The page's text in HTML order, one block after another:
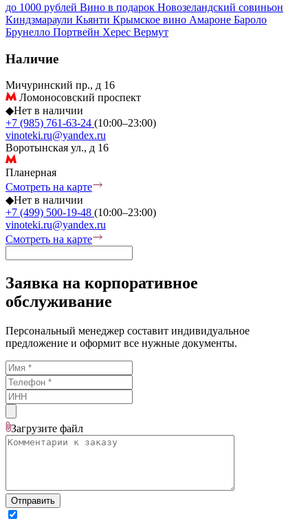
до 1000 рублей Вино в подарок Новозеландский совиньон
Киндзмараули Кьянти Крымское вино Амароне Бароло
Брунелло Портвейн Херес Вермут
Наличие
Мичуринский пр., д 16
Ломоносовский проспект
◆Нет в наличии
+7 (985) 761-63-24 (10:00–23:00)
vinoteki.ru@yandex.ru
Воротынская ул., д 16
Планерная
Смотреть на карте
◆Нет в наличии
+7 (499) 500-19-48 (10:00–23:00)
vinoteki.ru@yandex.ru
Смотреть на карте
Заявка на корпоративное
обслуживание
Персональный менеджер составит индивидуальное
предложение и оформит все нужные документы.
Загрузите файл
Отправить